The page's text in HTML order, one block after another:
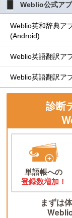
Weblio公式アプ
Weblio英和辞典ア
(Android)
Weblio英語翻訳ア
Weblio英語翻訳ア
診断
単語帳への
登録数増加！
まずは